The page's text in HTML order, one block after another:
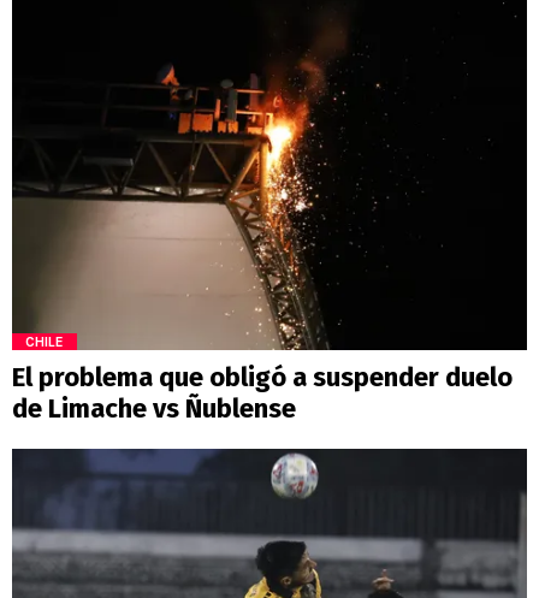
CHILE
El problema que obligó a suspender duelo
de Limache vs Ñublense